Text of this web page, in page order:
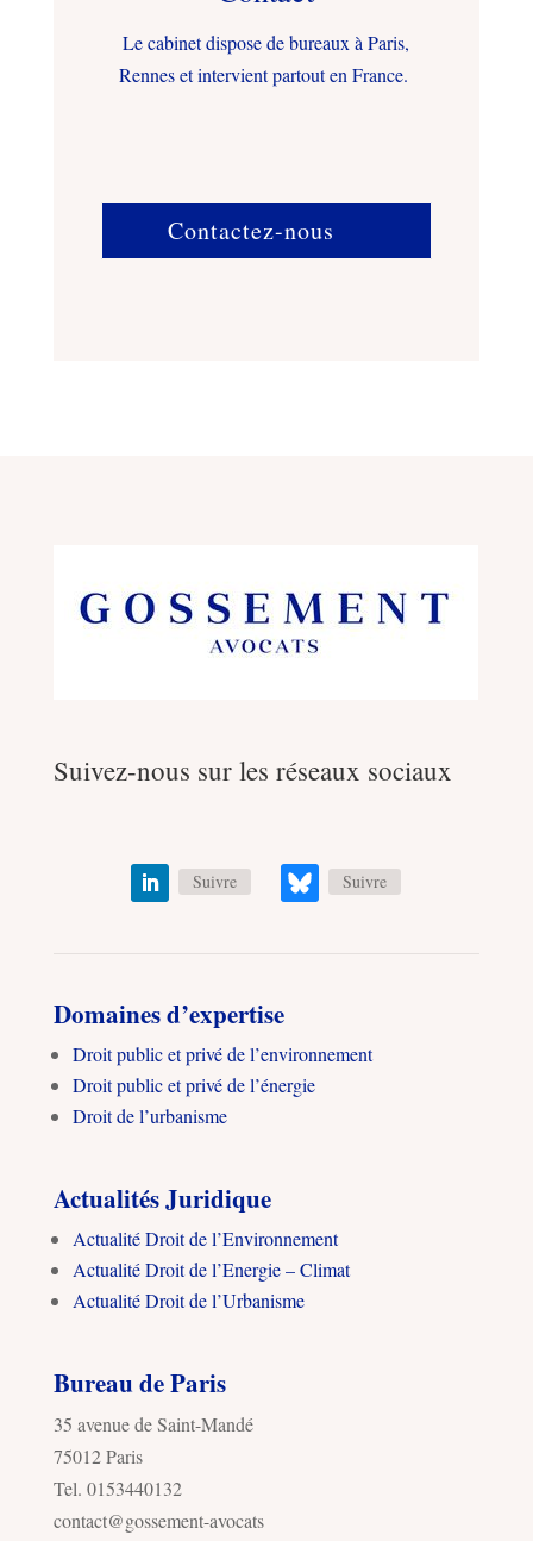
Le cabinet dispose de bureaux à Paris,
Rennes et intervient partout en France.
Contactez-nous
Suivez-nous sur les réseaux sociaux
Suivre Suivre
Domaines d’expertise
Droit public et privé de l’environnement
Droit public et privé de l’énergie
Droit de l’urbanisme
Actualités Juridique
Actualité Droit de l’Environnement
Actualité Droit de l’Energie – Climat
Actualité Droit de l’Urbanisme
Bureau de Paris
35 avenue de Saint-Mandé
75012 Paris
Tel. 0153440132
contact@gossement-avocats